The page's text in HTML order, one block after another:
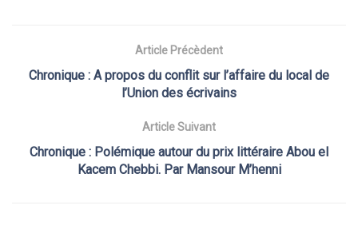
Article Précèdent
Chronique : A propos du conflit sur l’affaire du local de
l’Union des écrivains
Article Suivant
Chronique : Polémique autour du prix littéraire Abou el
Kacem Chebbi. Par Mansour M’henni